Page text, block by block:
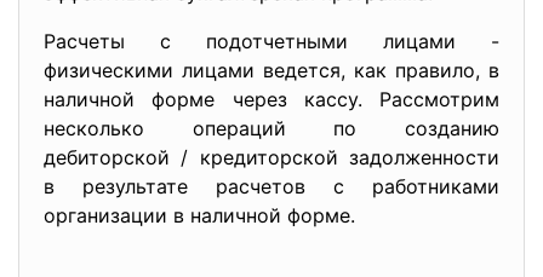
Расчеты с подотчетными лицами -
физическими лицами ведется, как правило, в
наличной форме через кассу. Рассмотрим
несколько операций по созданию
дебиторской / кредиторской задолженности
в результате расчетов с работниками
организации в наличной форме.